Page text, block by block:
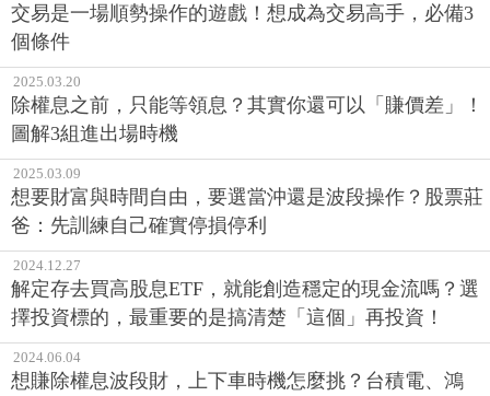
交易是一場順勢操作的遊戲！想成為交易高手，必備3
個條件
2025.03.20
除權息之前，只能等領息？其實你還可以「賺價差」！
圖解3組進出場時機
2025.03.09
想要財富與時間自由，要選當沖還是波段操作？股票莊
爸：先訓練自己確實停損停利
2024.12.27
解定存去買高股息ETF，就能創造穩定的現金流嗎？選
擇投資標的，最重要的是搞清楚「這個」再投資！
2024.06.04
想賺除權息波段財，上下車時機怎麼挑？台積電、鴻